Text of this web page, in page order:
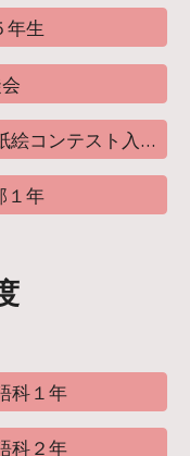
年生
2026.5.8：運動会プログラム表紙絵コンテスト入賞者（入賞作品）
１年
科１年
科２年